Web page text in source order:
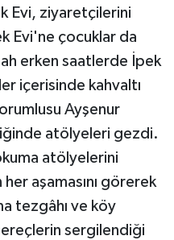
Evi, ziyaretçilerini
Evi'ne çocuklar da
erken saatlerde İpek
içerisinde kahvaltı
Ayşenur
atölyeleri gezdi.
atölyelerini
aşamasını görerek
tezgâhı ve köy
sergilendiği